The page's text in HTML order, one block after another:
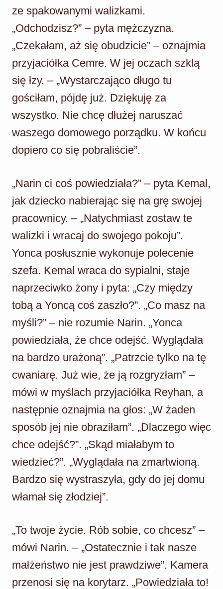
ze spakowanymi walizkami.
„Odchodzisz?” – pyta mężczyzna.
„Czekałam, aż się obudzicie” – oznajmia
przyjaciółka Cemre. W jej oczach szklą
się łzy. – „Wystarczająco długo tu
gościłam, pójdę już. Dziękuję za
wszystko. Nie chcę dłużej naruszać
waszego domowego porządku. W końcu
dopiero co się pobraliście”.
„Narin ci coś powiedziała?” – pyta Kemal,
jak dziecko nabierając się na grę swojej
pracownicy. – „Natychmiast zostaw te
walizki i wracaj do swojego pokoju”.
Yonca posłusznie wykonuje polecenie
szefa. Kemal wraca do sypialni, staje
naprzeciwko żony i pyta: „Czy między
tobą a Yoncą coś zaszło?”. „Co masz na
myśli?” – nie rozumie Narin. „Yonca
powiedziała, że chce odejść. Wyglądała
na bardzo urażoną”. „Patrzcie tylko na tę
cwaniarę. Już wie, że ją rozgryzłam” –
mówi w myślach przyjaciółka Reyhan, a
następnie oznajmia na głos: „W żaden
sposób jej nie obraziłam”. „Dlaczego więc
chce odejść?”. „Skąd miałabym to
wiedzieć?”. „Wyglądała na zmartwioną.
Bardzo się wystraszyła, gdy do jej domu
włamał się złodziej”.
„To twoje życie. Rób sobie, co chcesz” –
mówi Narin. – „Ostatecznie i tak nasze
małżeństwo nie jest prawdziwe”. Kamera
przenosi się na korytarz. „Powiedziała to!